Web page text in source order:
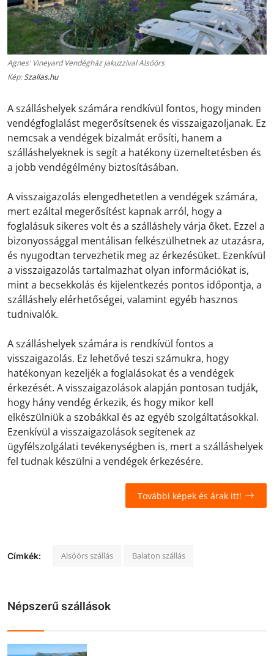
Agnes' Vineyard Vendégház jakuzzival Alsóörs
Kép:Szallas.hu
A szálláshelyek számára rendkívül fontos, hogy minden
vendégfoglalást megerősítsenek és visszaigazoljanak. Ez
nemcsak a vendégek bizalmát erősíti, hanem a
szálláshelyeknek is segít a hatékony üzemeltetésben és
a jobb vendégélmény biztosításában.
A visszaigazolás elengedhetetlen a vendégek számára,
mert ezáltal megerősítést kapnak arról, hogy a
foglalásuk sikeres volt és a szálláshely várja őket. Ezzel a
bizonyossággal mentálisan felkészülhetnek az utazásra,
és nyugodtan tervezhetik meg az érkezésüket. Ezenkívül
a visszaigazolás tartalmazhat olyan információkat is,
mint a becsekkolás és kijelentkezés pontos időpontja, a
szálláshely elérhetőségei, valamint egyéb hasznos
tudnivalók.
A szálláshelyek számára is rendkívül fontos a
visszaigazolás. Ez lehetővé teszi számukra, hogy
hatékonyan kezeljék a foglalásokat és a vendégek
érkezését. A visszaigazolások alapján pontosan tudják,
hogy hány vendég érkezik, és hogy mikor kell
elkészülniük a szobákkal és az egyéb szolgáltatásokkal.
Ezenkívül a visszaigazolások segítenek az
ügyfélszolgálati tevékenységben is, mert a szálláshelyek
fel tudnak készülni a vendégek érkezésére.
További képek és árak itt!
Címkék: Alsóörs szállás Balaton szállás
Népszerű szállások